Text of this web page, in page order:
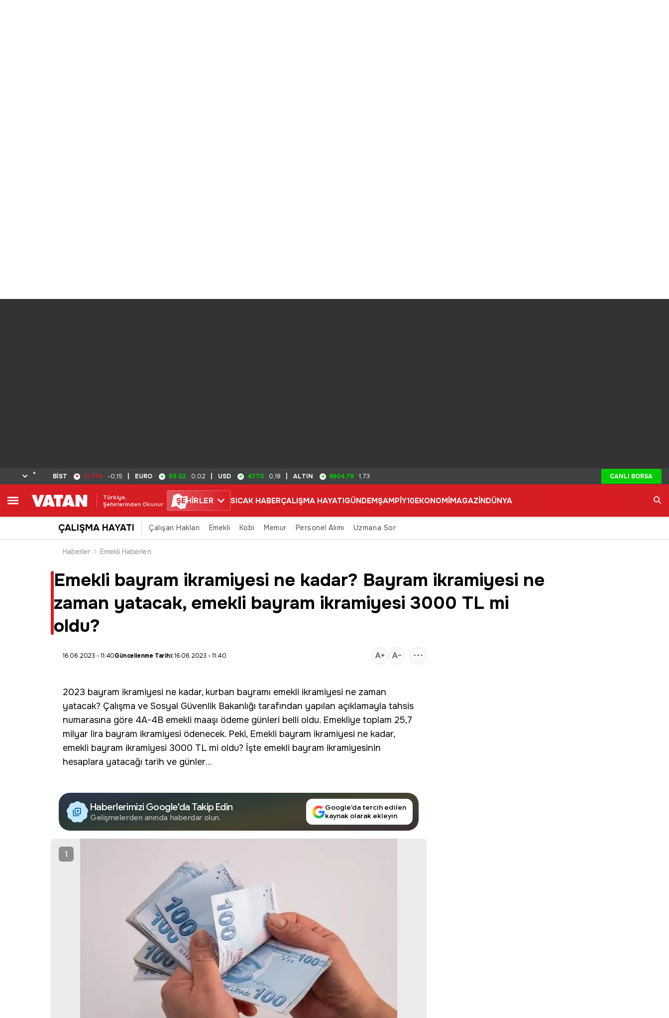
° BİST 13.778 -0,15 EURO 55.02 0,02 USD 47.70 0,18 ALTIN 6604,79 1,73 CANLI BORSA
Türkiye,
Şehirlerinden Okunur
ŞEHİRLER SICAK HABERÇALIŞMA HAYATIGÜNDEMŞAMPİY10EKONOMİMAGAZİNDÜNYA
ÇALIŞMA HAYATI Çalışan Hakları Emekli Kobi Memur Personel Alımı Uzmana Sor
Haberler Emekli Haberleri
Emekli bayram ikramiyesi ne kadar? Bayram ikramiyesi ne
zaman yatacak, emekli bayram ikramiyesi 3000 TL mi
oldu?
16.06.2023 - 11:40Güncellenme Tarihi:16.06.2023 - 11:40
2023 bayram ikramiyesi ne kadar, kurban bayramı emekli ikramiyesi ne zaman
yatacak? Çalışma ve Sosyal Güvenlik Bakanlığı tarafından yapılan açıklamayla tahsis
numarasına göre 4A-4B emekli maaşı ödeme günleri belli oldu. Emekliye toplam 25,7
milyar lira bayram ikramiyesi ödenecek. Peki, Emekli bayram ikramiyesi ne kadar,
emekli bayram ikramiyesi 3000 TL mi oldu? İşte emekli bayram ikramiyesinin
hesaplara yatacağı tarih ve günler…
Haberlerimizi Google'da Takip Edin
Gelişmelerden anında haberdar olun.
Google’da tercih edilen
kaynak olarak ekleyin
1